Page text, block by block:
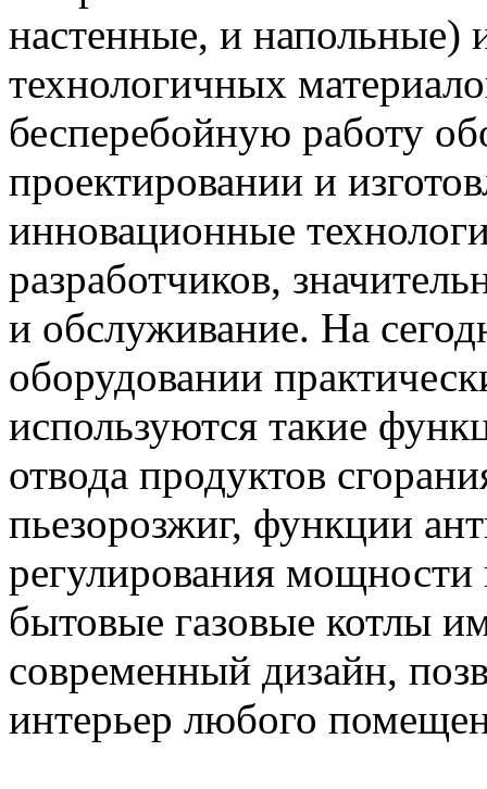
настенные, и напольные)
технологичных
бесперебойную работу
проектировании и
инновационные
разработчиков,
и обслуживание. На
оборудовании
используются такие
отвода продуктов
пьезорозжиг, функции
регулирования
бытовые газовые котлы
современный дизайн,
интерьер любого